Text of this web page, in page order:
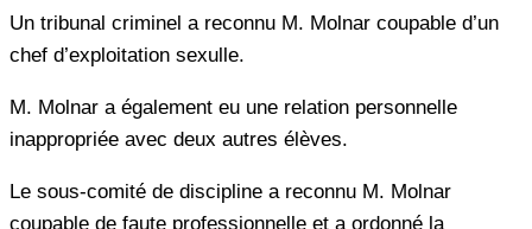
Un tribunal criminel a reconnu M. Molnar coupable d’un
chef d’exploitation sexulle.
M. Molnar a également eu une relation personnelle
inappropriée avec deux autres élèves.
Le sous-comité de discipline a reconnu M. Molnar
coupable de faute professionnelle et a ordonné la